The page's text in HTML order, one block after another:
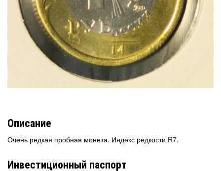
Описание
Очень редкая пробная монета. Индекс редкости R7.
Инвестиционный паспорт